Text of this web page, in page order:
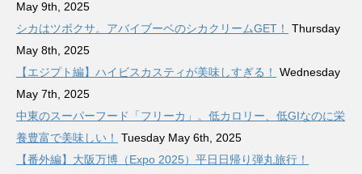
May 9th, 2025
シカはツボクサ。アバイブーベのシカクリームGET！
Thursday
May 8th, 2025
【エジプト編】ハイビスカスティが美味しすぎる！
Wednesday
May 7th, 2025
中東のスーパーフード「フリーカ」。低カロリー、低GIなのに栄
養豊富で美味しい！
Tuesday May 6th, 2025
【番外編】大阪万博（Expo 2025）平日日帰り弾丸旅行！